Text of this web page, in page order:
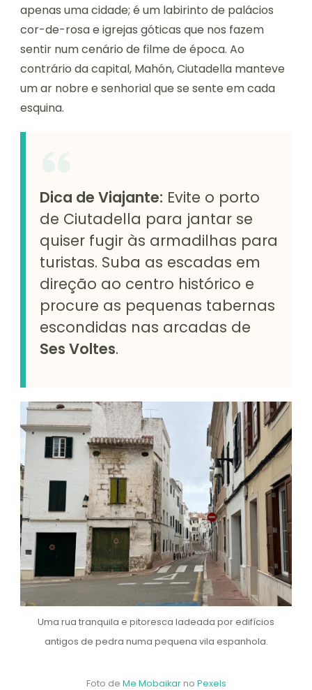
apenas uma cidade; é um labirinto de palácios
cor-de-rosa e igrejas góticas que nos fazem
sentir num cenário de filme de época. Ao
contrário da capital, Mahón, Ciutadella manteve
um ar nobre e senhorial que se sente em cada
esquina.
Dica de Viajante: Evite o porto
de Ciutadella para jantar se
quiser fugir às armadilhas para
turistas. Suba as escadas em
direção ao centro histórico e
procure as pequenas tabernas
escondidas nas arcadas de
Ses Voltes.
Uma rua tranquila e pitoresca ladeada por edifícios
antigos de pedra numa pequena vila espanhola.
Foto de Me Mobaikarno Pexels